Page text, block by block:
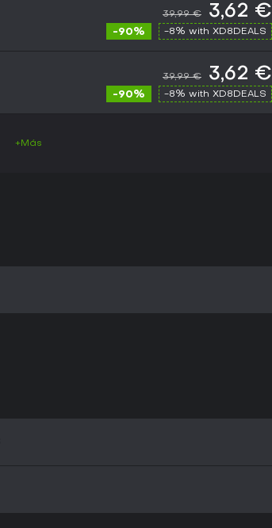
39,99 € 3,62 €
-90% -8% with XD8DEALS
39,99 € 3,62 €
-90% -8% with XD8DEALS
+Más